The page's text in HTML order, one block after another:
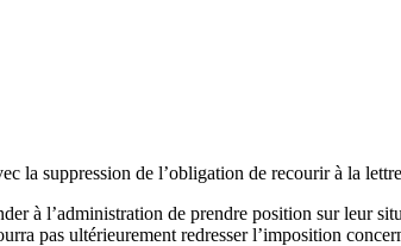
la suppression de l’obligation de recourir à la
à l’administration de prendre position sur leur
pas ultérieurement redresser l’imposition